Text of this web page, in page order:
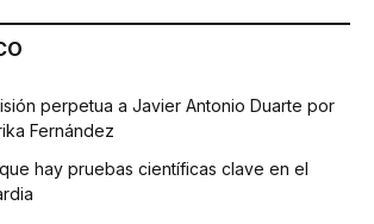
perpetua a Javier Antonio Duarte por
Fernández
hay pruebas científicas clave en el